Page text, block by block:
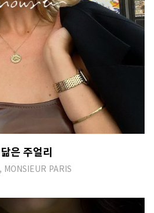
은 주얼리
PARIS